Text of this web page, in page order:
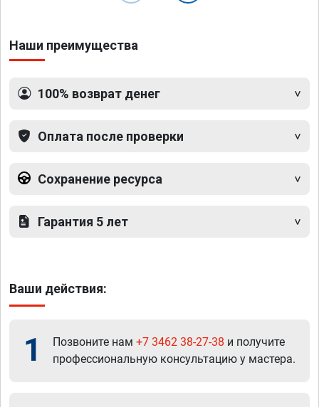
Наши преимущества
100% возврат денег
Оплата после проверки
Сохранение ресурса
Гарантия 5 лет
Ваши действия:
1 Позвоните нам +7 3462 38-27-38 и получите
профессиональную консультацию у мастера.